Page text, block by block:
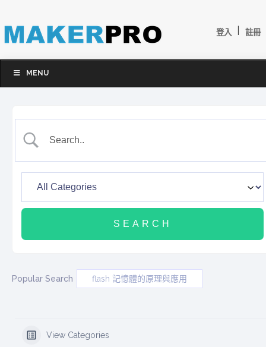
登入 註冊
MENU
Popular Search flash 記憶體的原理與應用
View Categories